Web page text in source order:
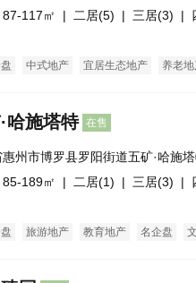
大道595号
87-117㎡ | 二居(5) | 三居(3) |
中式地产 宜居生态地产 养老
哈施塔特 在售
惠州市博罗县罗阳街道五矿·哈施
85-189㎡ | 二居(1) | 三居(3) |
旅游地产 教育地产 名企盘